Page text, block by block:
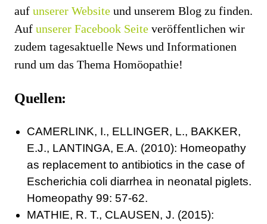
auf unserer Website und unserem Blog zu finden.
Auf unserer Facebook Seite veröffentlichen wir
zudem tagesaktuelle News und Informationen
rund um das Thema Homöopathie!
Quellen:
CAMERLINK, I., ELLINGER, L., BAKKER,
E.J., LANTINGA, E.A. (2010): Homeopathy
as replacement to antibiotics in the case of
Escherichia coli diarrhea in neonatal piglets.
Homeopathy 99: 57-62.
MATHIE, R. T., CLAUSEN, J. (2015):